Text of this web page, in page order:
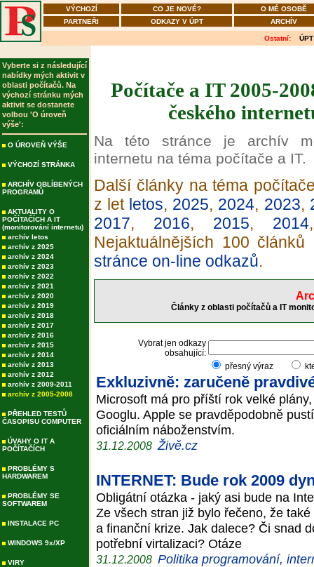
VÝCHOZÍ CO JE NOVÉ?
O MÉ OSOBĚ
PARTNEŘI
ODKAZY V ÚPT ARCHÍV
Ostatní: ÚPT
Vyberte si z následující
nabídky mých aktivit v
oblasti počítačů. Na
výchozí stránku mých
aktivit se dostanete
volbou 'O úroveň
výše':
O ÚROVEŇ VÝŠE
VÝCHOZÍ STRÁNKA
ARCHÍV OBLÍBENÝCH
PROGRAMŮ
AKTUALITY O
POČÍTAČÍCH A IT
(monitorování internetu)
archív letos
archív z 2025
archív z 2024
archív z 2023
archív z 2022
archív z 2021
archív z 2020
archív z 2019
archív z 2018
archív z 2017
archív z 2016
archív z 2015
archív z 2014
archív z 2013
archív z 2012
archív z 2009-2011
archív z 2005-2008
PŘEHLED TESTŮ
ČASOPISU COMPUTER
ÚVAHY O IT A
POČÍTAČÍCH
PROBLÉMY S
HARDWAREM
PROBLÉMY SE
SOFTWAREM
INSTALACE PC
WINDOWS 9x/XP
VIRY
Počítače a IT 2005-
českého
Na této stránce je archív
internetu na téma počítače a IT.
Další články na téma
z let letos, 2025, 2024, 2023,
2017, 2016, 2015, 2014
Nejaktuálnějších 100
stránce on-line odkazů.
Články z oblasti počítačů a IT
Vybrat jen odkazy
obsahující:
přesný výraz
Exkluzivně: zaručeně
Microsoft má pro příští rok velké
Googlu. Apple se pravděpodobně
oficiálním náboženstvím.
31.12.2008 Živě.cz
INTERNET: Bude rok 2009
Obligátní otázka - jaký asi bude na
Ze všech stran již bylo řečeno, že
a finanční krize. Jak dalece? Či snad
potřební virtalizaci? Otáze
31.12.2008 Politika programování,